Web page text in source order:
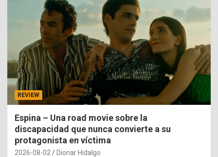
REVIEW
Espina – Una road movie sobre la
discapacidad que nunca convierte a su
protagonista en víctima
2026-08-02 Dionar Hidalgo